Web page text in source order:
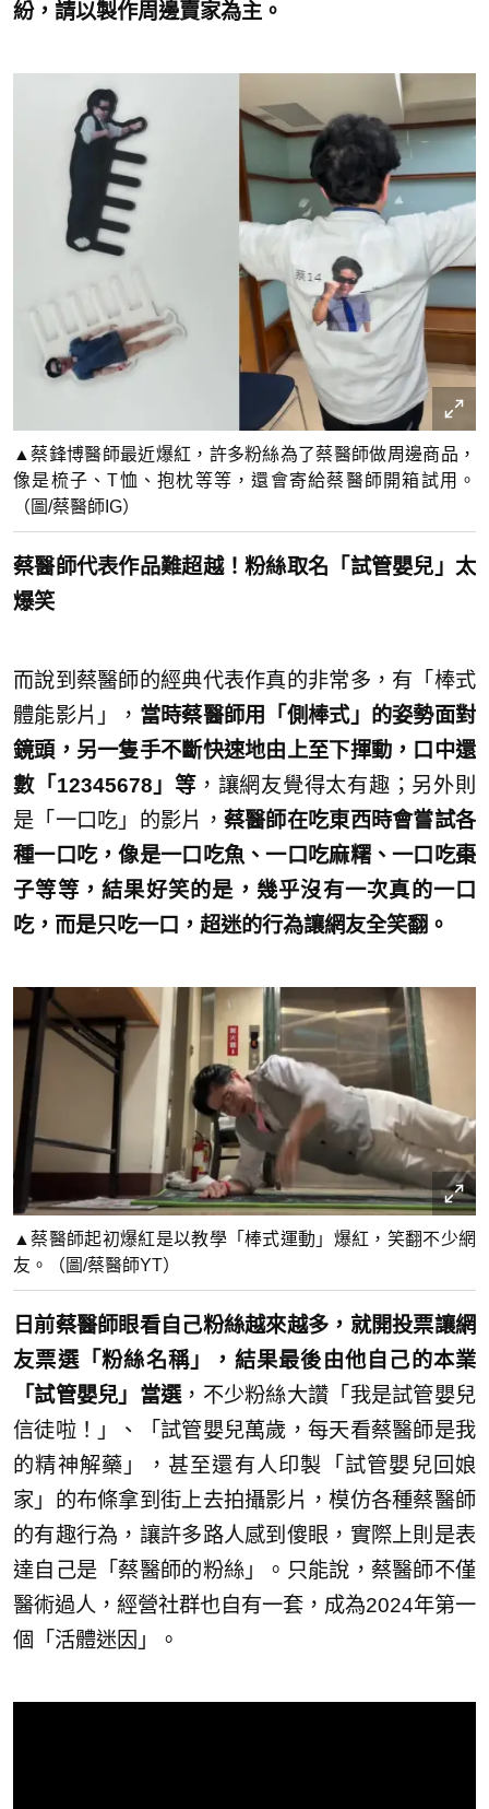
紛，請以製作周邊賣家為主。
▲蔡鋒博醫師最近爆紅，許多粉絲為了蔡醫師做周邊商品，
像是梳子、T恤、抱枕等等，還會寄給蔡醫師開箱試用。
（圖/蔡醫師IG）
蔡醫師代表作品難超越！粉絲取名「試管嬰兒」太
爆笑
而說到蔡醫師的經典代表作真的非常多，有「棒式
體能影片」， 當時蔡醫師用「側棒式」的姿勢面對
鏡頭，另一隻手不斷快速地由上至下揮動，口中還
數「12345678」等 ，讓網友覺得太有趣；另外則
是「一口吃」的影片， 蔡醫師在吃東西時會嘗試各
種一口吃，像是一口吃魚、一口吃麻糬、一口吃棗
子等等，結果好笑的是，幾乎沒有一次真的一口
吃，而是只吃一口，超迷的行為讓網友全笑翻。
▲蔡醫師起初爆紅是以教學「棒式運動」爆紅，笑翻不少網
友。（圖/蔡醫師YT）
日前蔡醫師眼看自己粉絲越來越多，就開投票讓網
友票選「粉絲名稱」，結果最後由他自己的本業
「試管嬰兒」當選 ，不少粉絲大讚「我是試管嬰兒
信徒啦！」、「試管嬰兒萬歲，每天看蔡醫師是我
的精神解藥」，甚至還有人印製「試管嬰兒回娘
家」的布條拿到街上去拍攝影片，模仿各種蔡醫師
的有趣行為，讓許多路人感到傻眼，實際上則是表
達自己是「蔡醫師的粉絲」。只能說，蔡醫師不僅
醫術過人，經營社群也自有一套，成為2024年第一
個「活體迷因」。